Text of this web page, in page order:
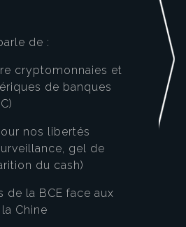
de :
cryptomonnaies et
de banques
nos libertés
gel de
du cash)
de la BCE face aux
Chine